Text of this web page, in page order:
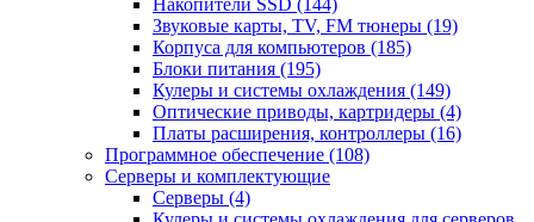
Накопители SSD (144)
Звуковые карты, TV, FM тюнеры (19)
Корпуса для компьютеров (185)
Блоки питания (195)
Кулеры и системы охлаждения (149)
Оптические приводы, картридеры (4)
Платы расширения, контроллеры (16)
Программное обеспечение (108)
Серверы и комплектующие
Серверы (4)